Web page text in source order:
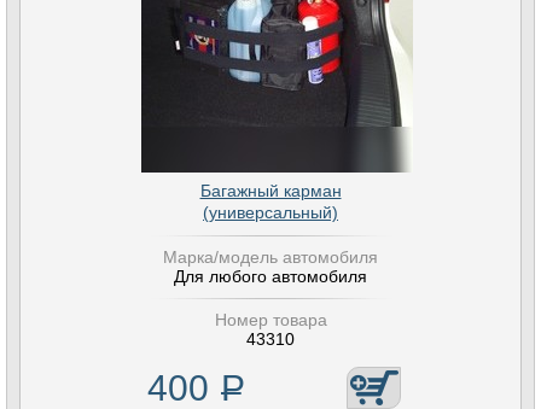
Багажный карман
(универсальный)
Марка/модель автомобиля
Для любого автомобиля
Номер товара
43310
400 Р